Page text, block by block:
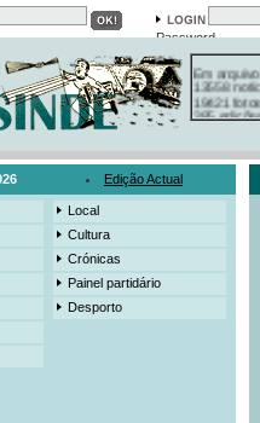
Password
13558
19421
385
3206
Edição Actual
Local
Cultura
Crónicas
Painel partidário
Desporto